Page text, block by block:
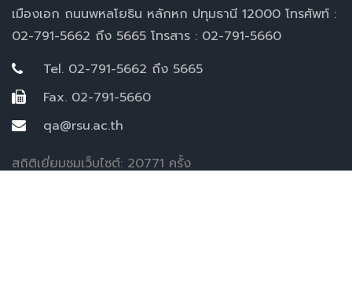
เมืองเอก ถนนพหลโยธิน หลักหก ปทุมธานี 12000 โทรศัพท์ :
02-791-5662 ถึง 5665 โทรสาร : 02-791-5660
Tel. 02-791-5662 ถึง 5665
Fax. 02-791-5660
qa@rsu.ac.th
สถิติเยี่ยมชมเว็บไซต์: 20771 ครั้ง